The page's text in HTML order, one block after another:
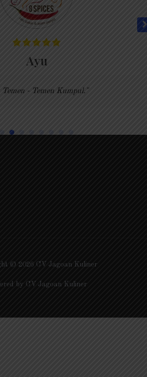
Ayu
- Temen Kumpul."
© 2026 CV Jagoan Kuliner
by CV Jagoan Kuliner